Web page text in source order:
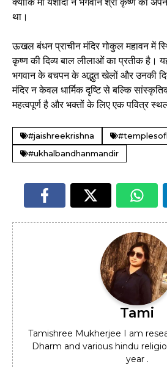
था।
ऊखल बंधन प्राचीन मंदिर गोकुल महावन में
कृष्ण की दिव्य बाल लीलाओं का प्रतीक है।
भगवान के बचपन के अद्भुत खेलों और उनकी
मंदिर न केवल धार्मिक दृष्टि से बल्कि
महत्वपूर्ण है और भक्तों के लिए एक पवित्र
#jaishreekrishna
#ukhalbandhanmandir
Tami
Tamishree Mukherjee I am
Dharm and various hindu
year .